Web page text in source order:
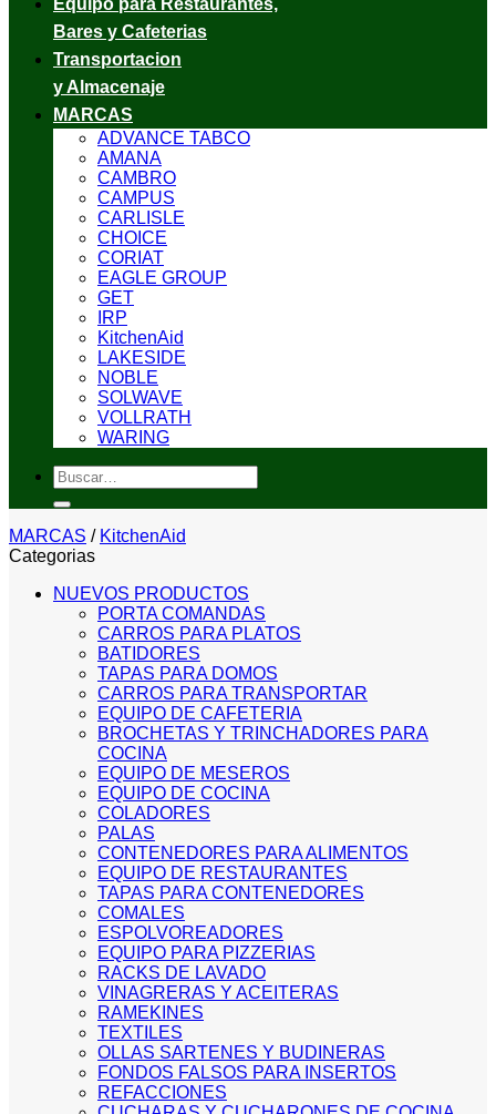
Equipo para Restaurantes,
Bares y Cafeterias
Transportacion
y Almacenaje
MARCAS
ADVANCE TABCO
AMANA
CAMBRO
CAMPUS
CARLISLE
CHOICE
CORIAT
EAGLE GROUP
GET
IRP
KitchenAid
LAKESIDE
NOBLE
SOLWAVE
VOLLRATH
WARING
Buscar
por:
MARCAS / KitchenAid
Categorias
NUEVOS PRODUCTOS
PORTA COMANDAS
CARROS PARA PLATOS
BATIDORES
TAPAS PARA DOMOS
CARROS PARA TRANSPORTAR
EQUIPO DE CAFETERIA
BROCHETAS Y TRINCHADORES PARA
COCINA
EQUIPO DE MESEROS
EQUIPO DE COCINA
COLADORES
PALAS
CONTENEDORES PARA ALIMENTOS
EQUIPO DE RESTAURANTES
TAPAS PARA CONTENEDORES
COMALES
ESPOLVOREADORES
EQUIPO PARA PIZZERIAS
RACKS DE LAVADO
VINAGRERAS Y ACEITERAS
RAMEKINES
TEXTILES
OLLAS SARTENES Y BUDINERAS
FONDOS FALSOS PARA INSERTOS
REFACCIONES